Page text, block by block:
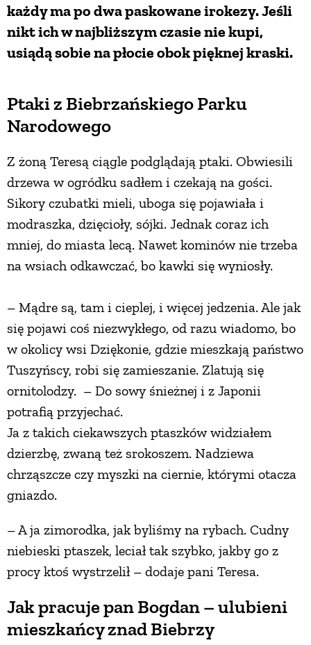
każdy ma po dwa paskowane irokezy. Jeśli
nikt ich w najbliższym czasie nie kupi,
usiądą sobie na płocie obok pięknej kraski.
Ptaki z Biebrzańskiego Parku
Narodowego
Z żoną Teresą ciągle podglądają ptaki. Obwiesili
drzewa w ogródku sadłem i czekają na gości.
Sikory czubatki mieli, uboga się pojawiała i
modraszka, dzięcioły, sójki. Jednak coraz ich
mniej, do miasta lecą. Nawet kominów nie trzeba
na wsiach odkawczać, bo kawki się wyniosły.
– Mądre są, tam i cieplej, i więcej jedzenia. Ale jak
się pojawi coś niezwykłego, od razu wiadomo, bo
w okolicy wsi Dziękonie, gdzie mieszkają państwo
Tuszyńscy, robi się zamieszanie. Zlatują się
ornitolodzy. – Do sowy śnieżnej i z Japonii
potrafią przyjechać.
Ja z takich ciekawszych ptaszków widziałem
dzierzbę, zwaną też srokoszem. Nadziewa
chrząszcze czy myszki na ciernie, którymi otacza
gniazdo.
– A ja zimorodka, jak byliśmy na rybach. Cudny
niebieski ptaszek, leciał tak szybko, jakby go z
procy ktoś wystrzelił – dodaje pani Teresa.
Jak pracuje pan Bogdan – ulubieni
mieszkańcy znad Biebrzy
ZRÓB TO SAM
ŚNIADANIA
PRZYSTAWKI
ZUPY
DANIA GŁÓWNE
DODATKI
PRZETWORY